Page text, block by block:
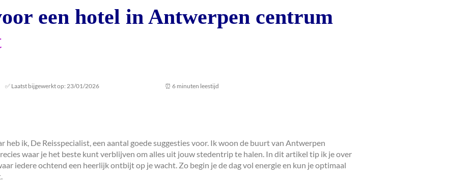
een hotel in Antwerpen centrum
✅ Laatst bijgewerkt op: 23/01/2026 ⏰ 6 minuten leestijd
heb ik, De Reisspecialist, een aantal goede suggesties voor. Ik woon de buurt van Antwerpen
waar je het beste kunt verblijven om alles uit jouw stedentrip te halen. In dit artikel tip ik je over
iedere ochtend een heerlijk ontbijt op je wacht. Zo begin je de dag vol energie en kun je optimaal